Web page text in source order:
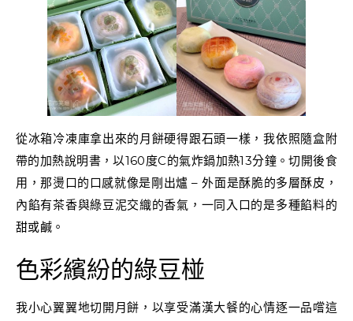
從冰箱冷凍庫拿出來的月餅硬得跟石頭一樣，我依照隨盒附
帶的加熱說明書，以160度C的氣炸鍋加熱13分鐘。切開後食
用，那燙口的口感就像是剛出爐 – 外面是酥脆的多層酥皮，
內餡有茶香與綠豆泥交織的香氣，一同入口的是多種餡料的
甜或鹹。
色彩繽紛的綠豆椪
我小心翼翼地切開月餅，以享受滿漢大餐的心情逐一品嚐這